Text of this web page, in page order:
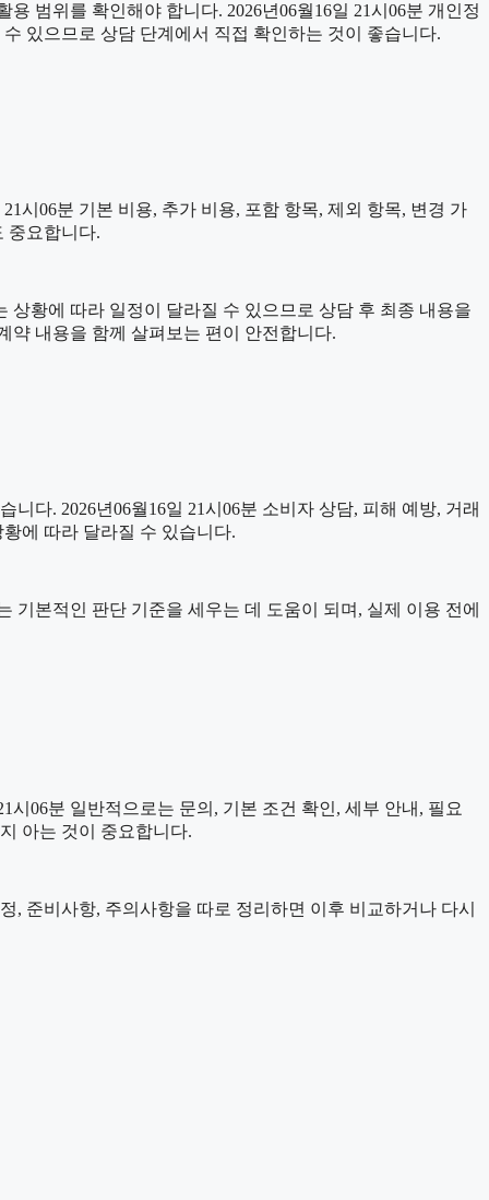
범위를 확인해야 합니다. 2026년06월16일 21시06분 개인정
있으므로 상담 단계에서 직접 확인하는 것이 좋습니다.
시06분 기본 비용, 추가 비용, 포함 항목, 제외 항목, 변경 가
중요합니다.
상황에 따라 일정이 달라질 수 있으므로 상담 후 최종 내용을
약 내용을 함께 살펴보는 편이 안전합니다.
니다. 2026년06월16일 21시06분 소비자 상담, 피해 예방, 거래
에 따라 달라질 수 있습니다.
기본적인 판단 기준을 세우는 데 도움이 되며, 실제 이용 전에
06분 일반적으로는 문의, 기본 조건 확인, 세부 안내, 필요
아는 것이 중요합니다.
, 준비사항, 주의사항을 따로 정리하면 이후 비교하거나 다시